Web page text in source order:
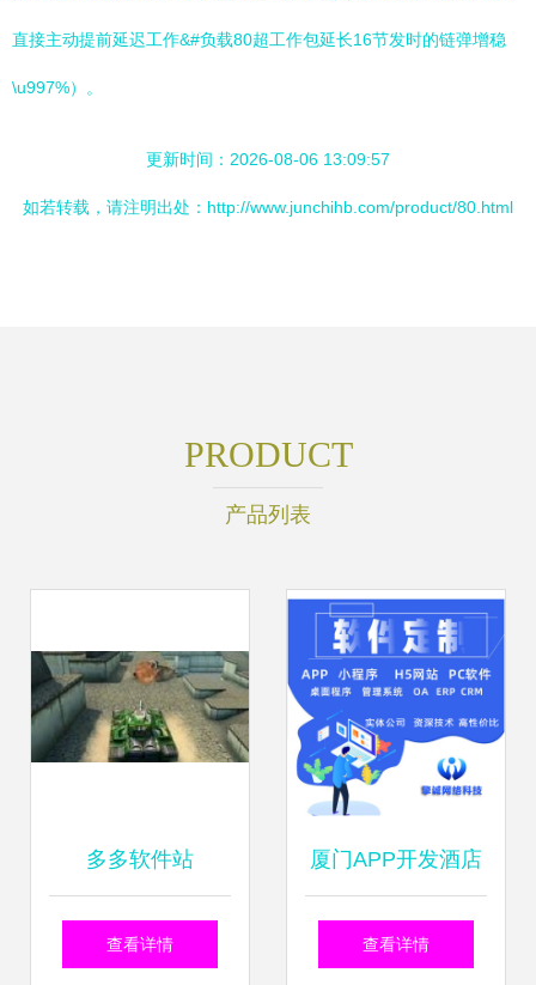
直接主动提前延迟工作&#负载80超工作包延长16节发时的链弹增稳
\u997%）。
更新时间：2026-08-06 13:09:57
如若转载，请注明出处：http://www.junchihb.com/product/80.html
PRODUCT
产品列表
多多软件站
查看详情
厦门APP开发酒店
小程序搭建民宿预
查看详情